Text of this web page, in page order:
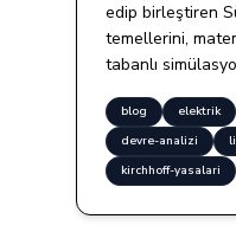
edip birleştiren
temellerini,
tabanlı
blog elektrik
devre-analizi
kirchhoff-yasalari